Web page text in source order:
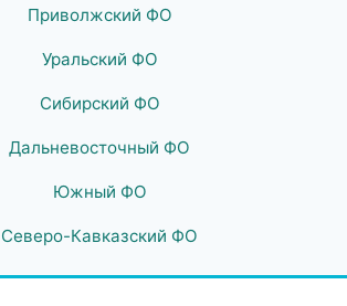
Приволжский ФО
Уральский ФО
Сибирский ФО
Дальневосточный ФО
Южный ФО
Северо-Кавказский ФО